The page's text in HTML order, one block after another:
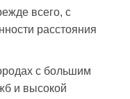
всего, с
расстояния
с большим
и высокой